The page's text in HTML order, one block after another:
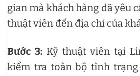
gian mà khách hàng đã yêu
thuật viên đến địa chỉ của
Bước 3: Kỹ thuật viên tại
kiểm tra toàn bộ tình trạng